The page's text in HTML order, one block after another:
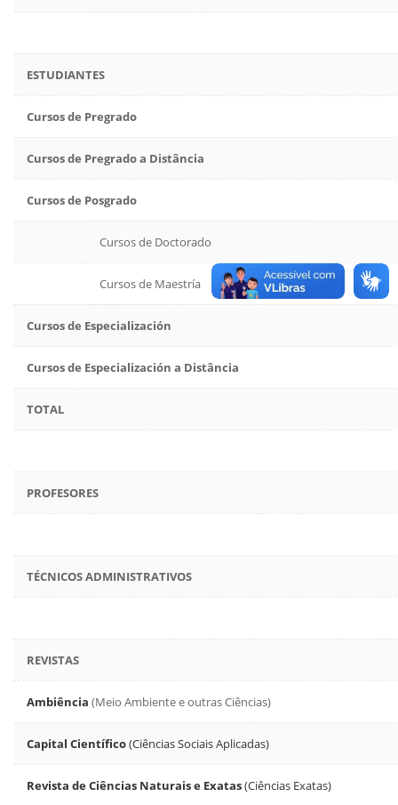
ESTUDIANTES
Cursos de Pregrado
Cursos de Pregrado a Distância
Cursos de Posgrado
Cursos de Doctorado
Cursos de Maestría
Cursos de Especialización
Cursos de Especialización a Distância
TOTAL
PROFESORES
TÉCNICOS ADMINISTRATIVOS
REVISTAS
Ambiência (Meio Ambiente e outras Ciências)
Capital Científico(Ciências Sociais Aplicadas)
Revista de Ciências Naturais e Exatas(Ciências Exatas)